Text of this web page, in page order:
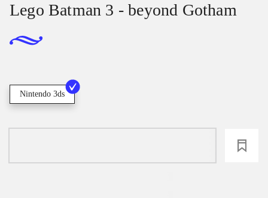
Lego Batman 3 - beyond Gotham
Nintendo 3ds